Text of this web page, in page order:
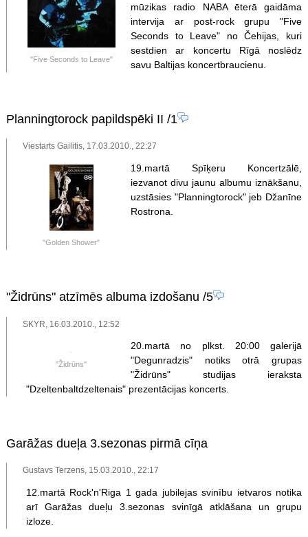
"Five Seconds to Leave"
mūzikas radio NABA ēterā gaidāma
intervija ar post-rock grupu "Five
Seconds to Leave" no Čehijas, kuri
sestdien ar koncertu Rīgā noslēdz
savu Baltijas koncertbraucienu.
Planningtorock papildspēki II /1
Viestarts Gailitis, 17.03.2010., 22:27
"Golden Shower"
19.martā Spīķeru Koncertzālē,
iezvanot divu jaunu albumu iznākšanu,
uzstāsies "Planningtorock" jeb Džanīne
Rostrona.
"Židrūns" atzīmēs albuma izdošanu /5
SKYR, 16.03.2010., 12:52
"Židrūns"
20.martā no plkst. 20:00 galerijā
"Degunradzis" notiks otrā grupas
"Židrūns" studijas ieraksta
"Dzeltenbaltdzeltenais" prezentācijas koncerts.
Garāžas dueļa 3.sezonas pirmā cīņa
Gustavs Terzens, 15.03.2010., 22:17
12.martā Rock'n'Riga 1 gada jubilejas svinību ietvaros notika
arī Garāžas dueļu 3.sezonas svinīgā atklāšana un grupu
izloze.